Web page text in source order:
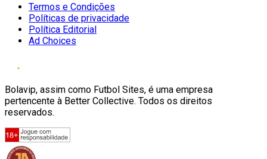
Termos e Condições
Políticas de privacidade
Política Editorial
Ad Choices
Bolavip, assim como Futbol Sites, é uma empresa
pertencente à Better Collective. Todos os direitos
reservados.